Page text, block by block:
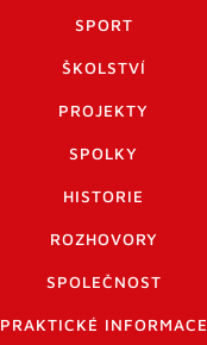
SPORT
ŠKOLSTVÍ
PROJEKTY
SPOLKY
HISTORIE
ROZHOVORY
SPOLEČNOST
PRAKTICKÉ INFORMACE